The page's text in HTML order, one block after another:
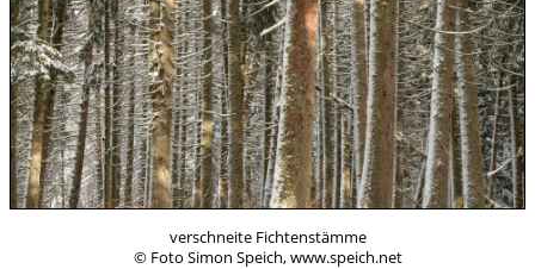
verschneite Fichtenstämme
© Foto Simon Speich, www.speich.net